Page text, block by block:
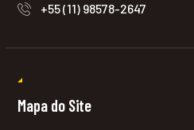
+55 (11) 98578-2647
Mapa do Site